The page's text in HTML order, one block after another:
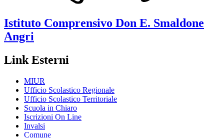
Istituto Comprensivo Don E. Smaldone
Angri
Link Esterni
MIUR
Ufficio Scolastico Regionale
Ufficio Scolastico Territoriale
Scuola in Chiaro
Iscrizioni On Line
Invalsi
Comune